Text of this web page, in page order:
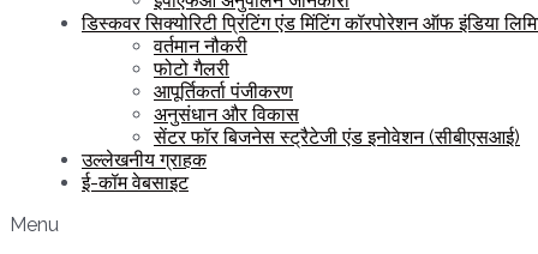
डिस्कवर सिक्योरिटी प्रिंटिंग एंड मिंटिंग कॉरपोरेशन ऑफ इंडिया
वर्तमान नौकरी
फोटो गैलरी
आपूर्तिकर्ता पंजीकरण
अनुसंधान और विकास
सेंटर फॉर बिजनेस स्ट्रैटेजी एंड इनोवेशन (सीबीएसआई)
उल्लेखनीय ग्राहक
ई-कॉम वेबसाइट
Menu